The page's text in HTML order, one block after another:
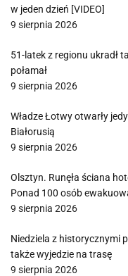
w jeden dzień [VIDEO]
9 sierpnia 2026
51-latek z regionu ukradł
połamał
9 sierpnia 2026
Władze Łotwy otwarły
Białorusią
9 sierpnia 2026
Olsztyn. Runęła ściana
Ponad 100 osób
9 sierpnia 2026
Niedziela z historycznymi
także wyjedzie na trasę
9 sierpnia 2026